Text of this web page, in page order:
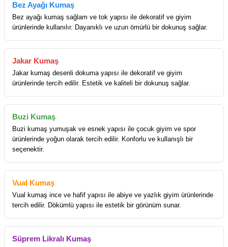
Bez Ayağı Kumaş
Bez ayağı kumaş sağlam ve tok yapısı ile dekoratif ve giyim
ürünlerinde kullanılır. Dayanıklı ve uzun ömürlü bir dokunuş sağlar.
Jakar Kumaş
Jakar kumaş desenli dokuma yapısı ile dekoratif ve giyim
ürünlerinde tercih edilir. Estetik ve kaliteli bir dokunuş sağlar.
Buzi Kumaş
Buzi kumaş yumuşak ve esnek yapısı ile çocuk giyim ve spor
ürünlerinde yoğun olarak tercih edilir. Konforlu ve kullanışlı bir
seçenektir.
Vual Kumaş
Vual kumaş ince ve hafif yapısı ile abiye ve yazlık giyim ürünlerinde
tercih edilir. Dökümlü yapısı ile estetik bir görünüm sunar.
Süprem Likralı Kumaş